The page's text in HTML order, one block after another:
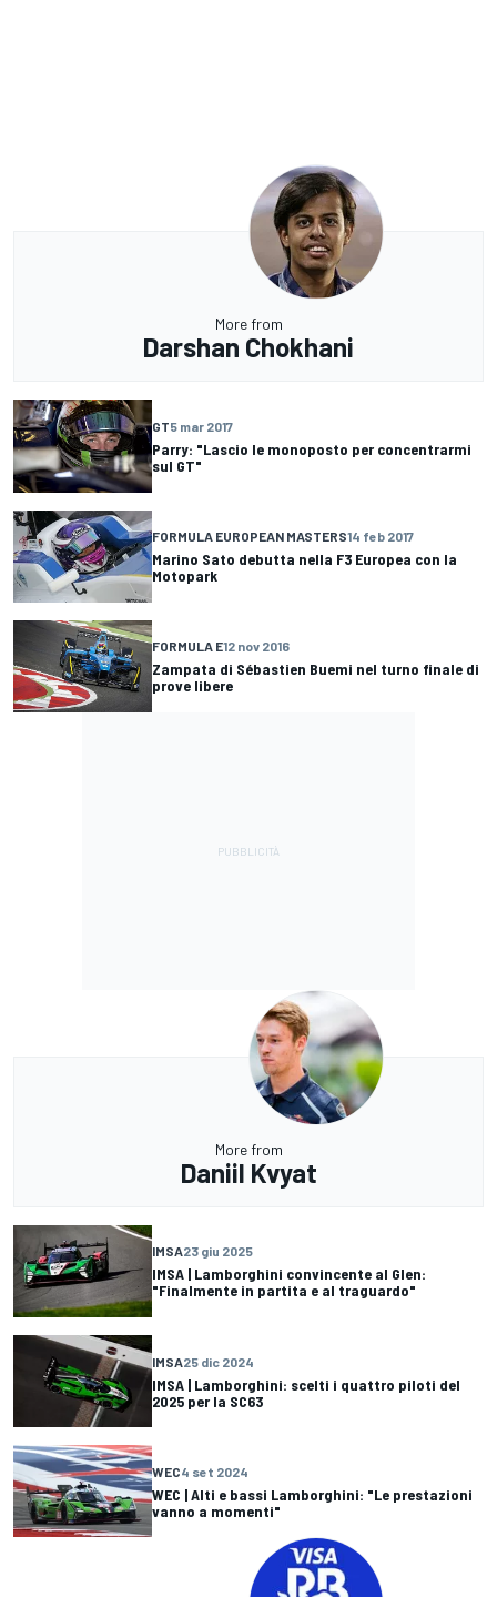
More from
Darshan Chokhani
GT5 mar 2017
Parry: "Lascio le monoposto per concentrarmi
sul GT"
FORMULA EUROPEAN MASTERS14 feb 2017
Marino Sato debutta nella F3 Europea con la
Motopark
FORMULA E12 nov 2016
Zampata di Sébastien Buemi nel turno finale di
prove libere
More from
Daniil Kvyat
IMSA23 giu 2025
IMSA | Lamborghini convincente al Glen:
"Finalmente in partita e al traguardo"
IMSA25 dic 2024
IMSA | Lamborghini: scelti i quattro piloti del
2025 per la SC63
WEC4 set 2024
WEC | Alti e bassi Lamborghini: "Le prestazioni
vanno a momenti"